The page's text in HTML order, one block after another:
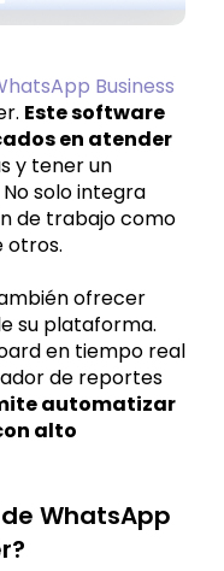
Business
Este software
en atender
y tener un
solo integra
de trabajo como
otros.
ofrecer
su plataforma.
en tiempo real
de reportes
automatizar
alto
WhatsApp